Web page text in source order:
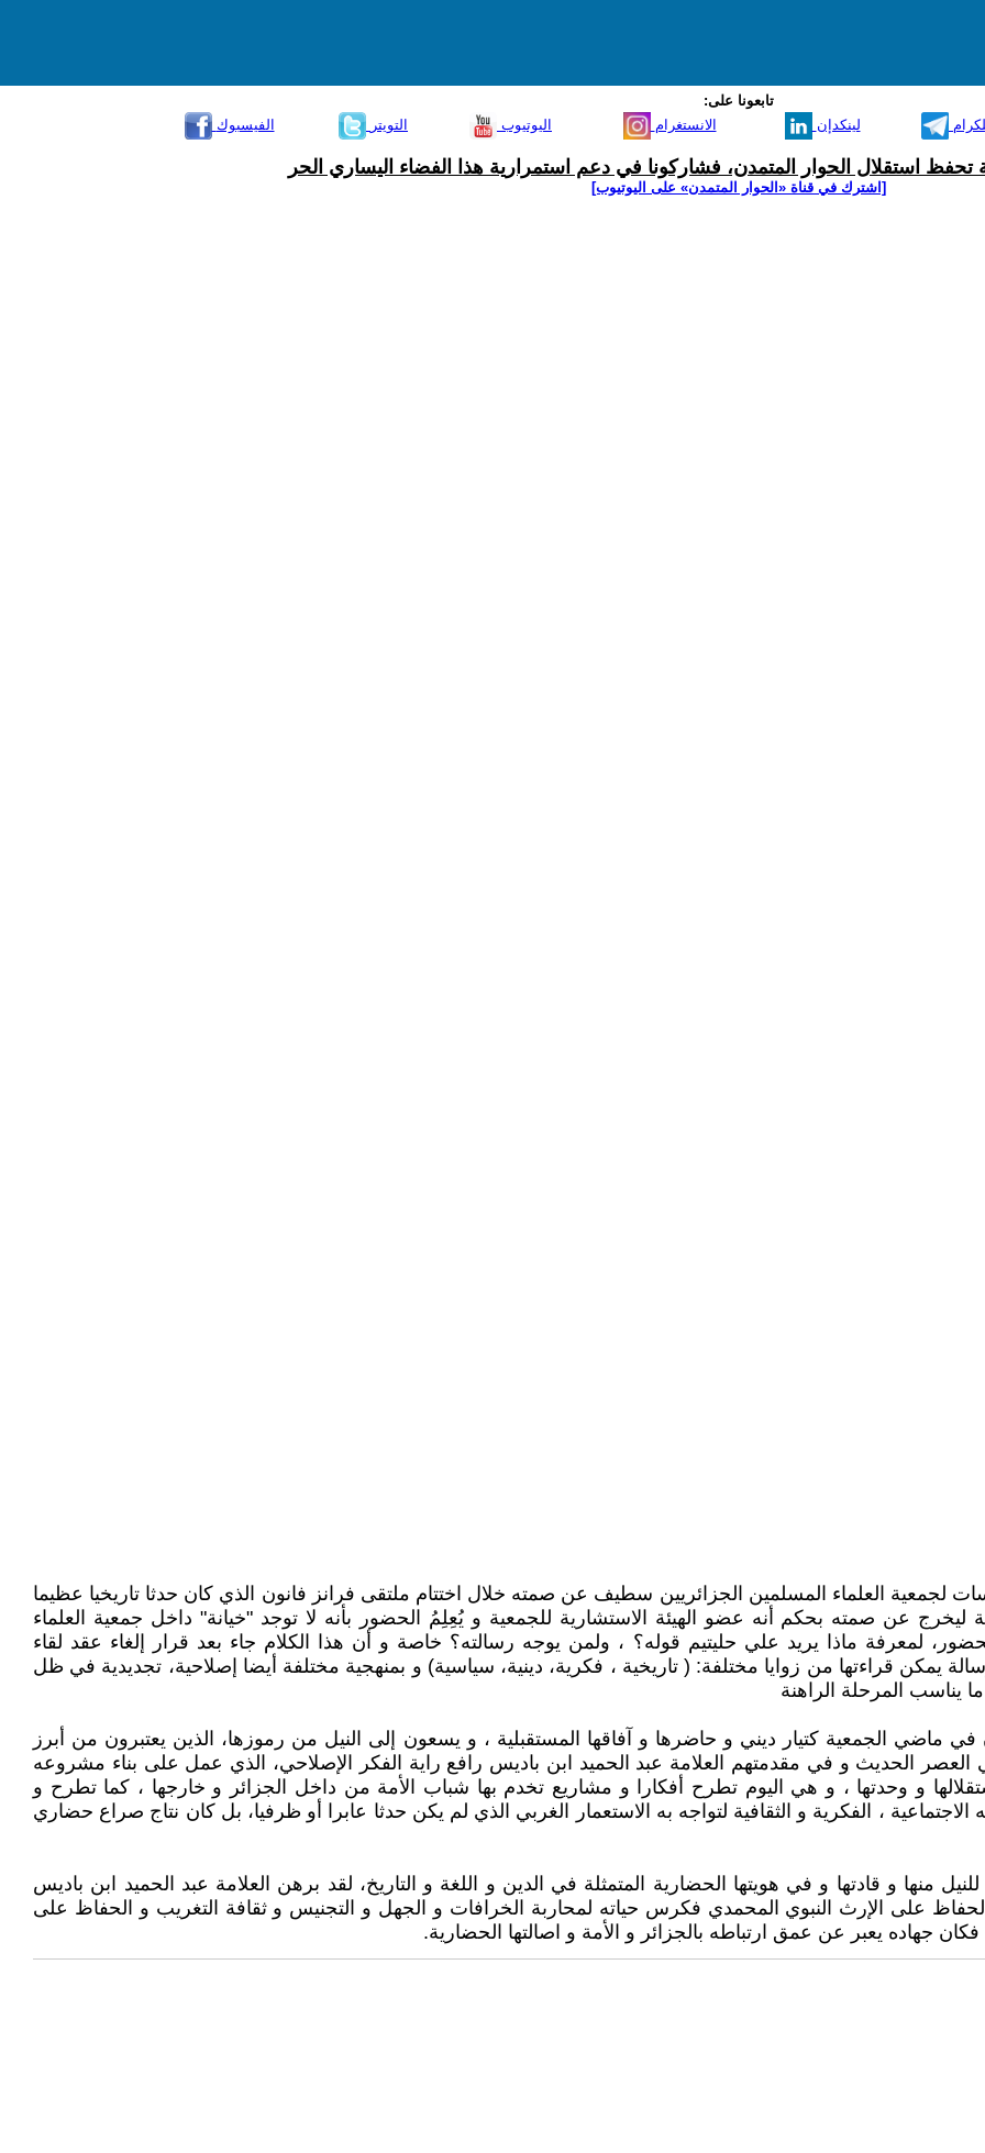
تابعونا على:
الفيسبوك
التويتر اليوتيوب الانستغرام لينكدإن
تحفظ استقلال الحوار المتمدن، فشاركونا في دعم استمرارية هذا الفضاء اليساري الحر
[اشترك في قناة ‫«الحوار المتمدن» على اليوتيوب]
لجمعية العلماء المسلمين الجزائريين سطيف عن صمته خلال اختتام ملتقى فرانز فانون الذي كان حدثا تاريخيا عظيما
عن صمته بحكم أنه عضو الهيئة الاستشارية للجمعية و يُعِلِمُ الحضور بأنه لا توجد "خيانة" داخل جمعية العلماء
لمعرفة ماذا يريد علي حليتيم قوله؟ ، ولمن يوجه رسالته؟ خاصة و أن هذا الكلام جاء بعد قرار إلغاء عقد لقاء
يمكن قراءتها من زوايا مختلفة: ( تاريخية ، فكرية، دينية، سياسية) و بمنهجية مختلفة أيضا إصلاحية، تجديدية في ظل
يناسب المرحلة الراهنة
الجمعية كتيار ديني و حاضرها و آفاقها المستقبلية ، و يسعون إلى النيل من رموزها، الذين يعتبرون من أبرز
العصر الحديث و في مقدمتهم العلامة عبد الحميد ابن باديس رافع راية الفكر الإصلاحي، الذي عمل على بناء مشروعه
و وحدتها ، و هي اليوم تطرح أفكارا و مشاريع تخدم بها شباب الأمة من داخل الجزائر و خارجها ، كما تطرح و
، الفكرية و الثقافية لتواجه به الاستعمار الغربي الذي لم يكن حدثا عابرا أو ظرفيا، بل كان نتاج صراع حضاري
منها و قادتها و في هويتها الحضارية المتمثلة في الدين و اللغة و التاريخ، لقد برهن العلامة عبد الحميد ابن باديس
على الإرث النبوي المحمدي فكرس حياته لمحاربة الخرافات و الجهل و التجنيس و ثقافة التغريب و الحفاظ على
جهاده يعبر عن عمق ارتباطه بالجزائر و الأمة و اصالتها الحضارية.